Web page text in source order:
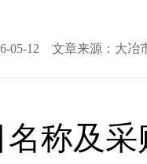
05-12 文章来源：大冶
名称及